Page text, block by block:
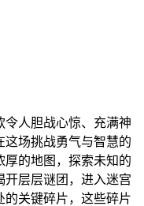
令人胆战心惊、充满神
这场挑战勇气与智慧的
厚的地图，探索未知的
开层层谜团，进入迷宫
的关键碎片，这些碎片